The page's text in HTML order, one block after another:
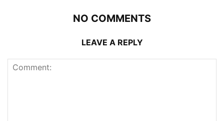
NO COMMENTS
LEAVE A REPLY